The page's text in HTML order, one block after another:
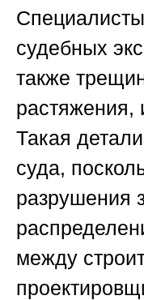
Специалисты
судебных
также
растяжения,
Такая
суда,
разрушения
между